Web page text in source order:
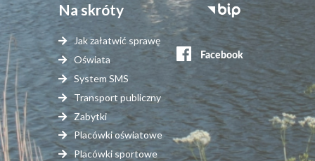
Na skróty
Jak załatwić sprawę
Oświata
System SMS
Transport publiczny
Zabytki
Placówki oświatowe
Placówki sportowe
Stopka
serwisy
zewnętrzne